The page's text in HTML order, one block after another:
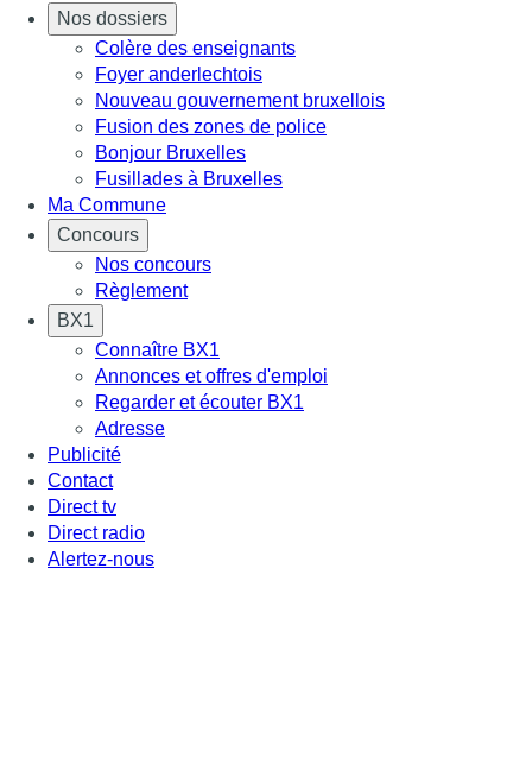
Nos dossiers
Colère des enseignants
Foyer anderlechtois
Nouveau gouvernement bruxellois
Fusion des zones de police
Bonjour Bruxelles
Fusillades à Bruxelles
Ma Commune
Concours
Nos concours
Règlement
BX1
Connaître BX1
Annonces et offres d'emploi
Regarder et écouter BX1
Adresse
Publicité
Contact
Direct tv
Direct radio
Alertez-nous